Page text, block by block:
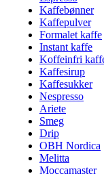
Kaffebønner
Kaffepulver
Formalet kaffe
Instant kaffe
Koffeinfri
Kaffesirup
Kaffesukker
Nespresso
Ariete
Smeg
Drip
OBH Nordica
Melitta
Moccamaster